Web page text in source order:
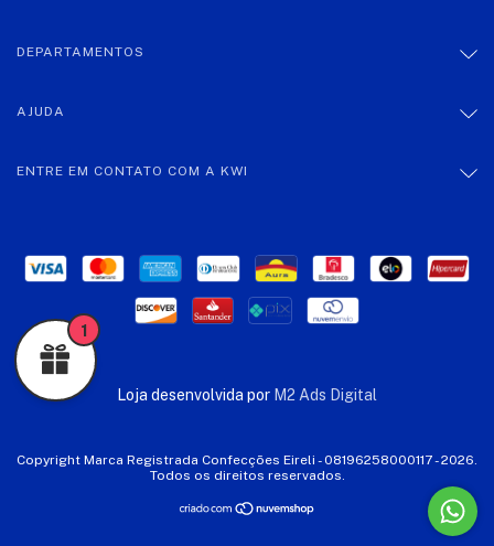
DEPARTAMENTOS
AJUDA
ENTRE EM CONTATO COM A KWI
Loja desenvolvida por M2 Ads Digital
Copyright Marca Registrada Confecções Eireli - 08196258000117 - 2026.
Todos os direitos reservados.
1